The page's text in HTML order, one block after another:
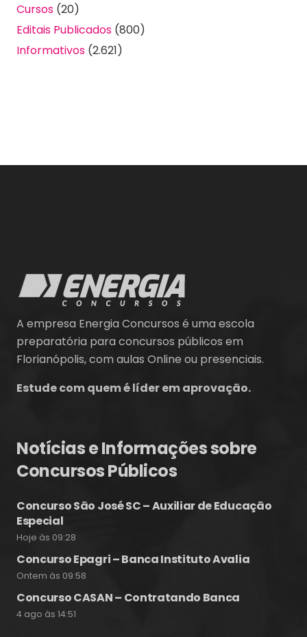
Cursos (20)
Editais Publicados (800)
Informativos (2.621)
A empresa Energia Concursos é uma escola
preparatória para concursos públicos em
Florianópolis, com aulas Online ou presenciais.
Estude com quem é líder em aprovação.
Notícias e Informações sobre
Concursos Públicos
Concurso São José SC – Auxiliar de Educação
Especial
Hoje às 09:28
Concurso Epagri – Banca Instituto Avalia
Ontem às 09:58
Concurso CASAN – Contratando Banca
4 ago às 14:51